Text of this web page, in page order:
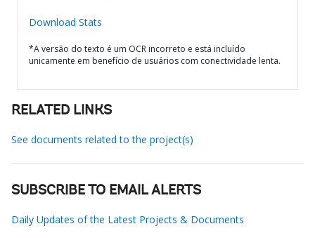
Download Stats
*A versão do texto é um OCR incorreto e está incluído
unicamente em benefício de usuários com conectividade lenta.
RELATED LINKS
See documents related to the project(s)
SUBSCRIBE TO EMAIL ALERTS
Daily Updates of the Latest Projects & Documents